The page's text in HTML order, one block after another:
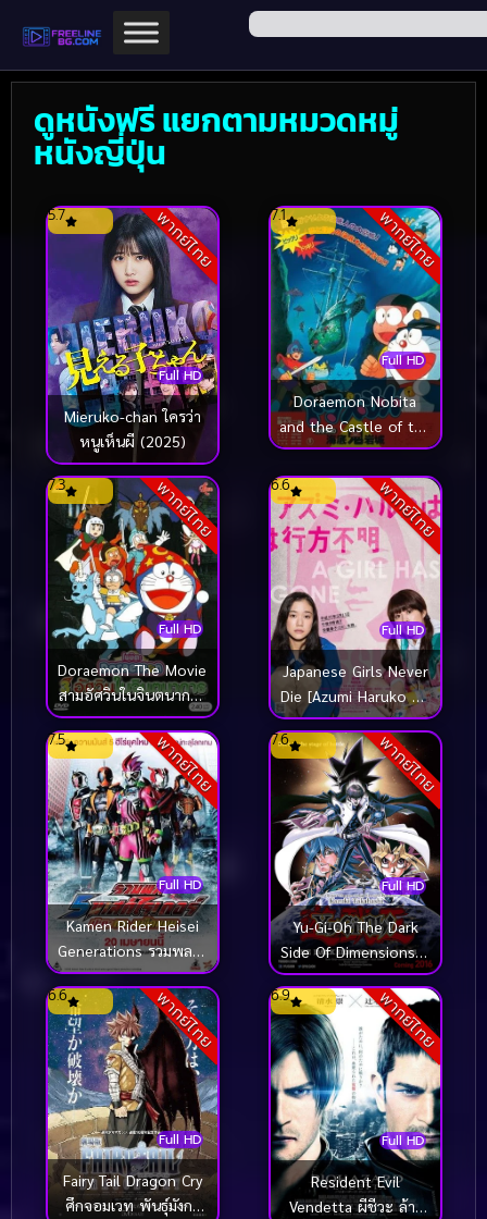
ดูหนังฟรี แยกตามหมวดหมู่
หนังญี่ปุ่น
พากย์ไทย
Full HD
5.7
Mieruko-chan ใครว่า
หนูเห็นผี (2025)
พากย์ไทย
Full HD
7.1
Doraemon Nobita
and the Castle of the
Undersea Devil ตะลุย
ปราสาทใต้สมุทร
(1983)
พากย์ไทย
Full HD
7.3
Doraemon The Movie
สามอัศวินในจินตนาการ
(1994)
พากย์ไทย
Full HD
6.6
Japanese Girls Never
Die [Azumi Haruko wa
yukue fumei] โมเอะไม่
เคยตาย (2017)
พากย์ไทย
Full HD
7.5
Kamen Rider Heisei
Generations รวมพล 5
มาสค์ไรเดอร์ ปะทะ ดร.
แพ็คแมน (2017)
พากย์ไทย
Full HD
7.6
Yu-Gi-Oh The Dark
Side Of Dimensions ยู
กิโอ เกมกลคนอัจฉริยะ
ศึกปริศนาด้านมืด
(2016)
พากย์ไทย
Full HD
6.6
Fairy Tail Dragon Cry
ศึกจอมเวท พันธุ์มังกร
พากย์ไทย
Full HD
6.9
Resident Evil
Vendetta ผีชีวะ ล้าง